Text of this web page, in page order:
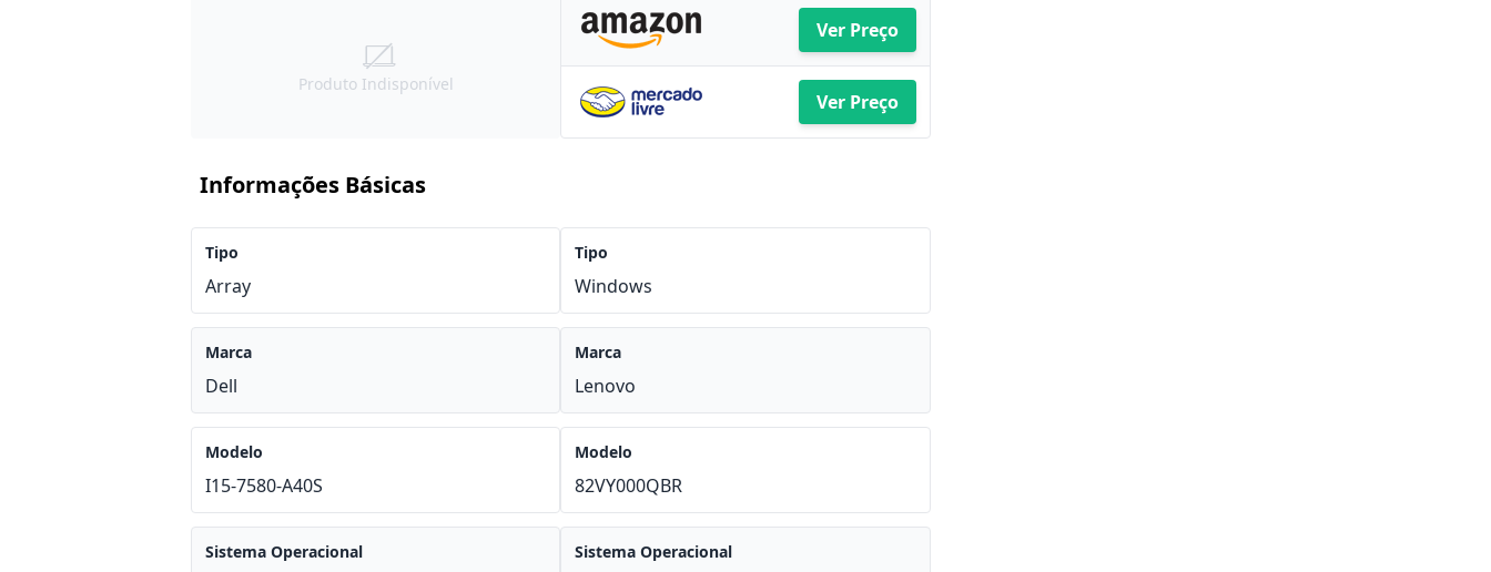
Produto Indisponível
Ver Preço
Ver Preço
Informações Básicas
Tipo
Array
Marca
Dell
Modelo
I15-7580-A40S
Sistema Operacional
Tipo
Windows
Marca
Lenovo
Modelo
82VY000QBR
Sistema Operacional